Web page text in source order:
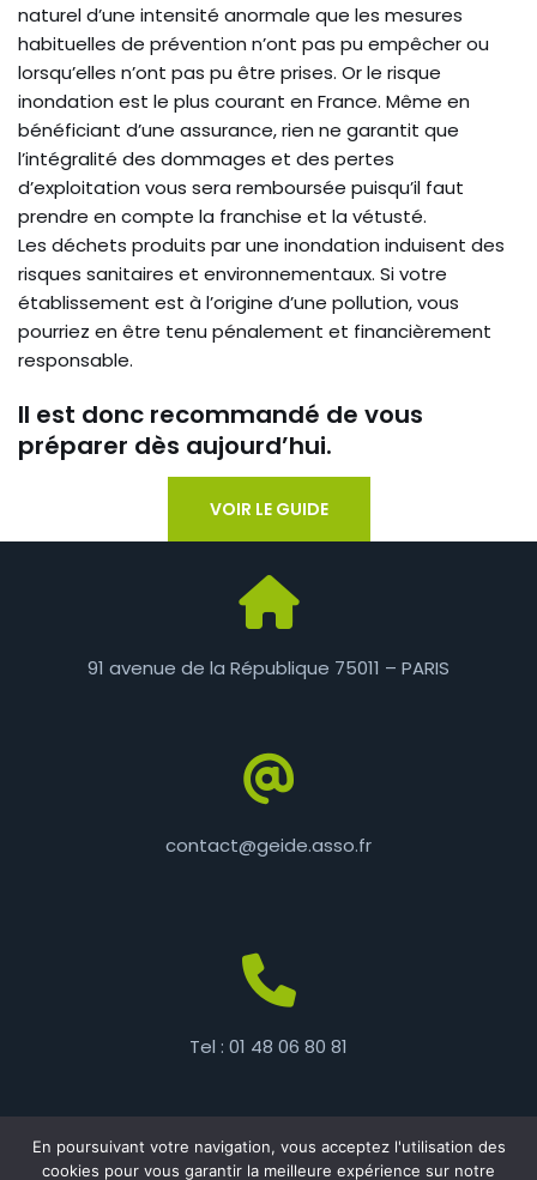
naturel d’une intensité anormale que les mesures
habituelles de prévention n’ont pas pu empêcher ou
lorsqu’elles n’ont pas pu être prises. Or le risque
inondation est le plus courant en France. Même en
bénéficiant d’une assurance, rien ne garantit que
l’intégralité des dommages et des pertes
d’exploitation vous sera remboursée puisqu’il faut
prendre en compte la franchise et la vétusté.
Les déchets produits par une inondation induisent des
risques sanitaires et environnementaux. Si votre
établissement est à l’origine d’une pollution, vous
pourriez en être tenu pénalement et financièrement
responsable.
Il est donc recommandé de vous
préparer dès aujourd’hui.
VOIR LE GUIDE
91 avenue de la République 75011 – PARIS
contact@geide.asso.fr
Tel : 01 48 06 80 81
En poursuivant votre navigation, vous acceptez l'utilisation des
cookies pour vous garantir la meilleure expérience sur notre